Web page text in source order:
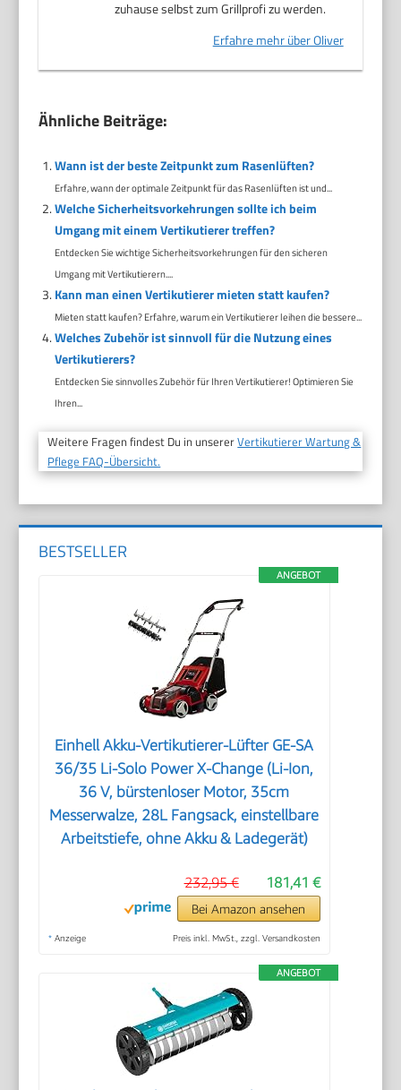
zuhause selbst zum Grillprofi zu werden.
Erfahre mehr über Oliver
Ähnliche Beiträge:
Wann ist der beste Zeitpunkt zum Rasenlüften?
Erfahre, wann der optimale Zeitpunkt für das Rasenlüften ist und...
Welche Sicherheitsvorkehrungen sollte ich beim
Umgang mit einem Vertikutierer treffen?
Entdecken Sie wichtige Sicherheitsvorkehrungen für den sicheren
Umgang mit Vertikutierern....
Kann man einen Vertikutierer mieten statt kaufen?
Mieten statt kaufen? Erfahre, warum ein Vertikutierer leihen die bessere...
Welches Zubehör ist sinnvoll für die Nutzung eines
Vertikutierers?
Entdecken Sie sinnvolles Zubehör für Ihren Vertikutierer! Optimieren Sie
Ihren...
Weitere Fragen findest Du in unsererVertikutierer Wartung &
Pflege FAQ-Übersicht.
BESTSELLER
ANGEBOT
Einhell Akku-Vertikutierer-Lüfter GE-SA
36/35 Li-Solo Power X-Change (Li-Ion,
36 V, bürstenloser Motor, 35cm
Messerwalze, 28L Fangsack, einstellbare
Arbeitstiefe, ohne Akku & Ladegerät)
181,41 €
232,95 €
Bei Amazon ansehen
* Anzeige Preis inkl. MwSt., zzgl. Versandkosten
ANGEBOT